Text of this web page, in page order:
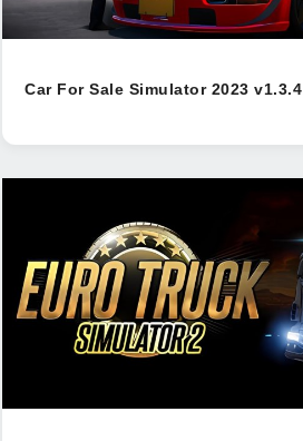
Car For Sale Simulator 2023 v1.3.4